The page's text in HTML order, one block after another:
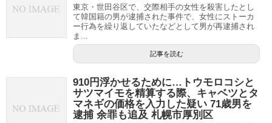
東京・世田谷区で、交際相手の女性を殺害したとし
て韓国籍の男が逮捕された事件で、女性にストーカ
ー行為を繰り返していたなどとして男が再逮捕され
ま...
記事を読む
910円浮かせるために…トウモロコシと
サツマイモを精算する際、キャベツとタ
マネギの価格を入力した疑い 71歳男を
逮捕 余罪も追及 札幌市厚別区